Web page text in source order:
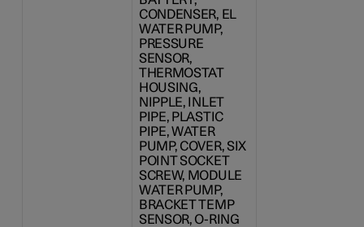
CONDENSER, EL
WATER PUMP,
PRESSURE
SENSOR,
THERMOSTAT
HOUSING,
NIPPLE, INLET
PIPE, PLASTIC
PIPE, WATER
PUMP, COVER, SIX
POINT SOCKET
SCREW, MODULE
WATER PUMP,
BRACKET TEMP
SENSOR, O-RING